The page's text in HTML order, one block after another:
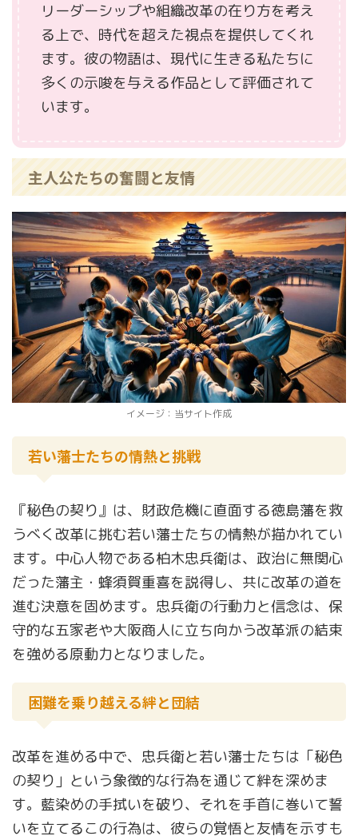
リーダーシップや組織改革の在り方を考え
る上で、時代を超えた視点を提供してくれ
ます。彼の物語は、現代に生きる私たちに
多くの示唆を与える作品として評価されて
います。
主人公たちの奮闘と友情
イメージ：当サイト作成
若い藩士たちの情熱と挑戦
『秘色の契り』は、財政危機に直面する徳島藩を救
うべく改革に挑む若い藩士たちの情熱が描かれてい
ます。中心人物である柏木忠兵衛は、政治に無関心
だった藩主・蜂須賀重喜を説得し、共に改革の道を
進む決意を固めます。忠兵衛の行動力と信念は、保
守的な五家老や大阪商人に立ち向かう改革派の結束
を強める原動力となりました。
困難を乗り越える絆と団結
改革を進める中で、忠兵衛と若い藩士たちは「秘色
の契り」という象徴的な行為を通じて絆を深めま
す。藍染めの手拭いを破り、それを手首に巻いて誓
いを立てるこの行為は、彼らの覚悟と友情を示すも